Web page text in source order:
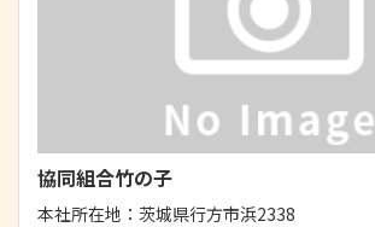
協同組合竹の子
本社所在地： 茨城県行方市浜2338